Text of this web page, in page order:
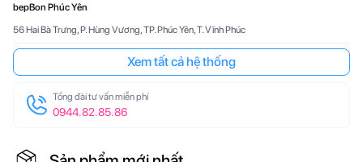
bepBon Phúc Yên
56 Hai Bà Trưng, P. Hùng Vương, TP. Phúc Yên, T. Vĩnh Phúc
Xem tất cả hệ thống
Tổng đài tư vấn miễn phí
0944.82.85.86